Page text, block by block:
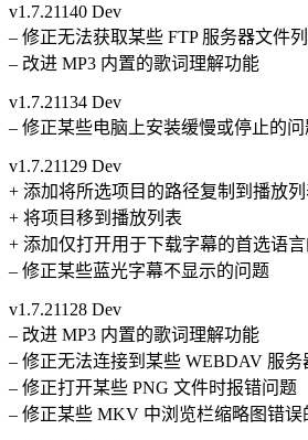
v1.7.21140 Dev
– 修正无法获取某些 FTP 服务器文件
– 改进 MP3 内置的歌词理解功能
v1.7.21134 Dev
– 修正某些电脑上安装缓慢或停止的问
v1.7.21129 Dev
+ 添加将所选项目的路径复制到播放
+ 将项目移到播放列表
+ 添加仅打开用于下载字幕的首选语
– 修正某些蓝光字幕不显示的问题
v1.7.21128 Dev
– 改进 MP3 内置的歌词理解功能
– 修正无法连接到某些 WEBDAV 服务
– 修正打开某些 PNG 文件时报错问题
– 修正某些 MKV 中浏览栏缩略图错误